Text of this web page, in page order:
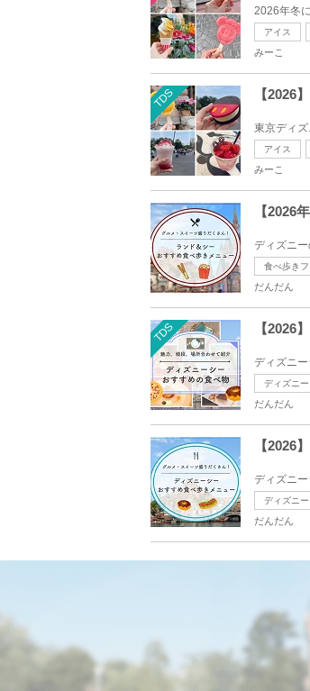
2026年冬
アイス
みーこ
TDS 【2026
東京ディ
アイス
みーこ
【2026
ディズニ
食べ歩きフ
だんだん
TDS 【2026
ディズニ
ディズニ
だんだん
【2026
ディズニ
ディズニ
だんだん